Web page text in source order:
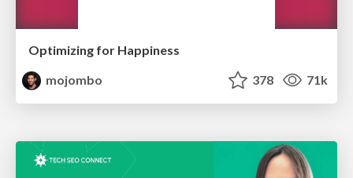
Optimizing for Happiness
mojombo
378 71k